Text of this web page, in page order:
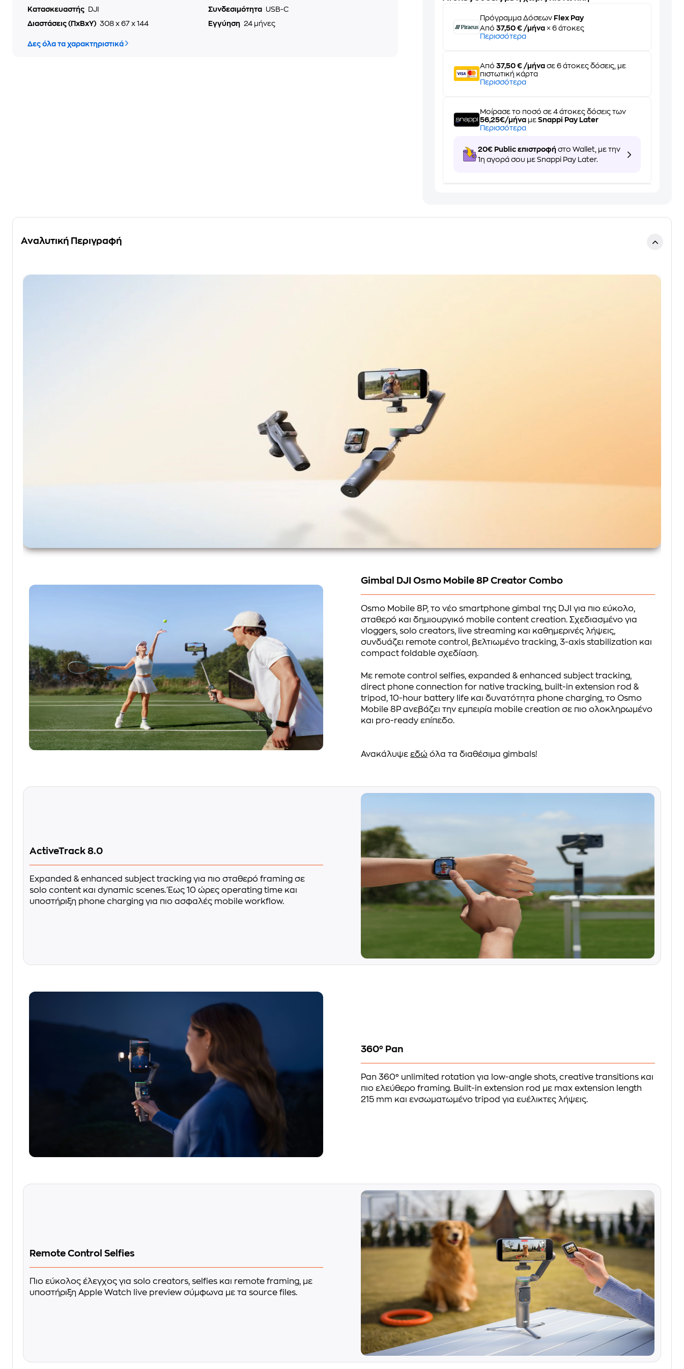
Κατασκευαστής DJI Συνδεσιμότητα USB-C
Διαστάσεις (ΠxΒxΥ) 308 x 67 x 144 Εγγύηση 24 μήνες
Δες όλα τα χαρακτηριστικά
Πρόγραμμα Δόσεων Flex Pay
Από37,50 € /μήνα × 6 άτοκες
Περισσότερα
Από37,50 € /μήνα σε 6 άτοκες δόσεις, με
πιστωτική κάρτα
Περισσότερα
Μοίρασε το ποσό σε 4 άτοκες δόσεις των
56,25€/μήνα μεSnappi Pay Later
Περισσότερα
20€ Public επιστροφή στο Wallet, με την
1η αγορά σου με Snappi Pay Later.
Αναλυτική Περιγραφή
Gimbal DJI Osmo Mobile 8P Creator Combo
Osmo Mobile 8P, το νέο smartphone gimbal της DJI για πιο εύκολο,
σταθερό και δημιουργικό mobile content creation. Σχεδιασμένο για
vloggers, solo creators, live streaming και καθημερινές λήψεις,
συνδυάζει remote control, βελτιωμένο tracking, 3-axis stabilization και
compact foldable σχεδίαση.
Με remote control selfies, expanded & enhanced subject tracking,
direct phone connection for native tracking, built-in extension rod &
tripod, 10-hour battery life και δυνατότητα phone charging, το Osmo
Mobile 8P ανεβάζει την εμπειρία mobile creation σε πιο ολοκληρωμένο
και pro-ready επίπεδο.
Ανακάλυψεεδώ όλα τα διαθέσιμα gimbals!
ActiveTrack 8.0
Expanded & enhanced subject tracking για πιο σταθερό framing σε
solo content και dynamic scenes. Έως 10 ώρες operating time και
υποστήριξη phone charging για πιο ασφαλές mobile workflow.
360° Pan
Pan 360° unlimited rotation για low-angle shots, creative transitions και
πιο ελεύθερο framing. Built-in extension rod με max extension length
215 mm και ενσωματωμένο tripod για ευέλικτες λήψεις.
Remote Control Selfies
Πιο εύκολος έλεγχος για solo creators, selfies και remote framing, με
υποστήριξη Apple Watch live preview σύμφωνα με τα source files.